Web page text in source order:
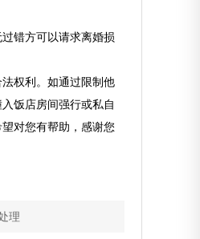
错方可以请求离婚损
权利。如通过限制他
饭店房间强行或私自
对您有帮助，感谢您
理